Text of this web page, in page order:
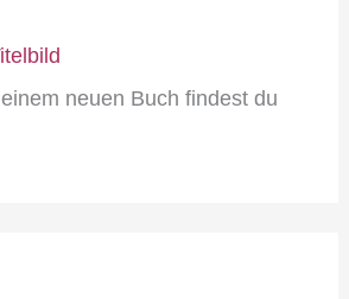
neuen Buch findest du